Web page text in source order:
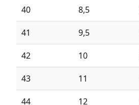
40 8,5
41 9,5
42 10
43 11
44 12